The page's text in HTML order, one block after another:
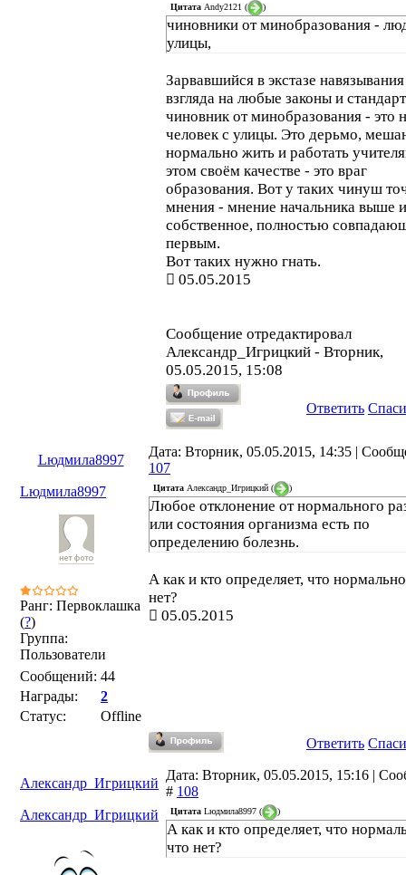
Цитата Andy2121 ( )
чиновники от минобразования -
улицы,
Зарвавшийся в экстазе
взгляда на любые законы и
чиновник от минобразования - это
человек с улицы. Это дерьмо,
нормально жить и работать
этом своём качестве - это враг
образования. Вот у таких чинуш
мнения - мнение начальника выше
собственное, полностью
первым.
Вот таких нужно гнать.
05.05.2015
Сообщение отредактировал
Александр_Игрицкий - Вторник,
05.05.2015, 15:08
Ответить
Lюдмила8997
Дата: Вторник, 05.05.2015, 14:35 |
107
Lюдмила8997
Ранг: Первоклашка
(?)
Группа:
Пользователи
Сообщений: 44
Награды:
2
Статус:
Offline
Цитата Александр_Игрицкий ( )
Любое отклонение от нормального
или состояния организма есть по
определению болезнь.
А как и кто определяет, что
нет?
05.05.2015
Ответить
Александр_Игрицкий
Дата: Вторник, 05.05.2015, 15:16 |
# 108
Александр_Игрицкий
Цитата Lюдмила8997 ( )
А как и кто определяет, что
что нет?